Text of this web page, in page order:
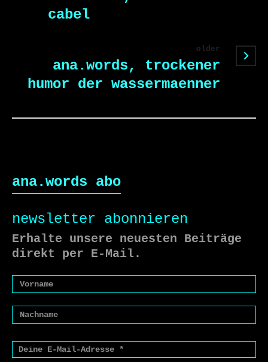
cabel
older
ana.words, trockener
humor der wassermaenner
ana.words abo
newsletter abonnieren
Erhalte unsere neuesten Beiträge
direkt per E-Mail.